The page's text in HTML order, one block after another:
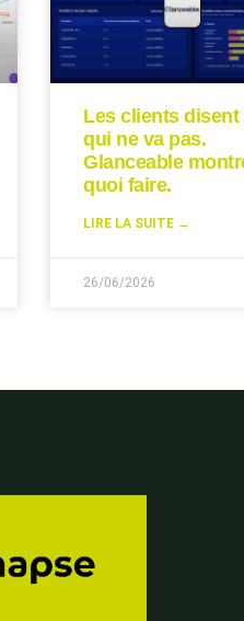
Les clients disent
qui ne va pas.
Glanceable
quoi faire.
LIRE LA SUITE →
26/06/2026